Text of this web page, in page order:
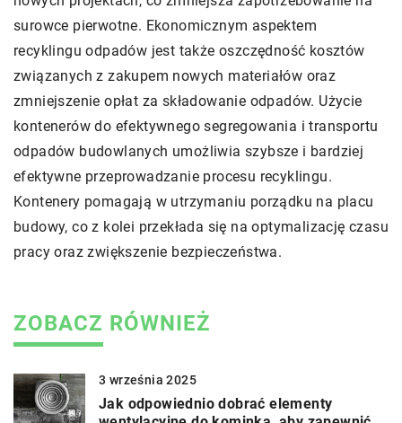
surowce pierwotne. Ekonomicznym aspektem
recyklingu odpadów jest także oszczędność kosztów
związanych z zakupem nowych materiałów oraz
zmniejszenie opłat za składowanie odpadów. Użycie
kontenerów do efektywnego segregowania i transportu
odpadów budowlanych umożliwia szybsze i bardziej
efektywne przeprowadzanie procesu recyklingu.
Kontenery pomagają w utrzymaniu porządku na placu
budowy, co z kolei przekłada się na optymalizację czasu
pracy oraz zwiększenie bezpieczeństwa.
ZOBACZ RÓWNIEŻ
3 września 2025
Jak odpowiednio dobrać elementy